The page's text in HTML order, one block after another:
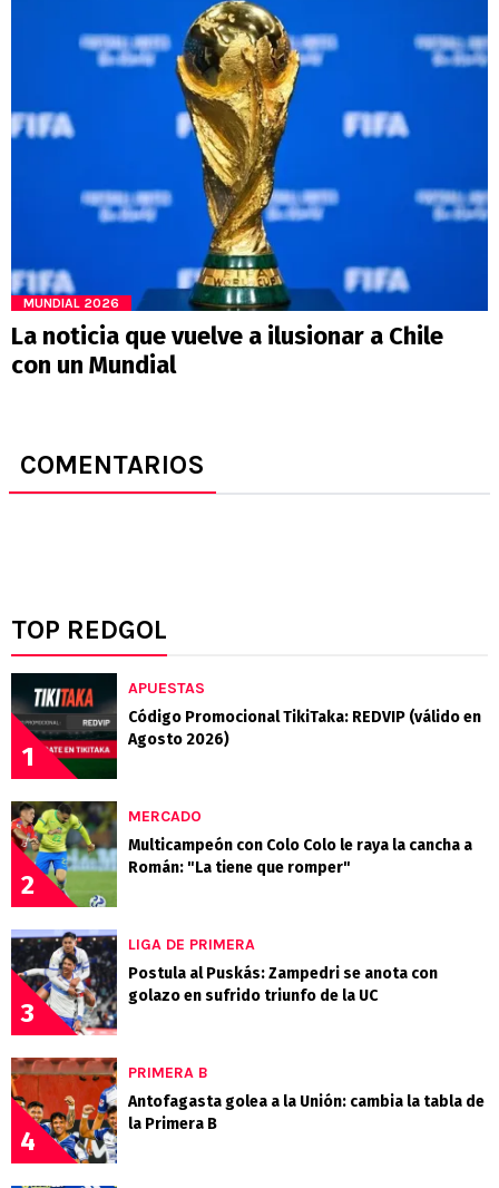
MUNDIAL 2026
La noticia que vuelve a ilusionar a Chile
con un Mundial
COMENTARIOS
TOP REDGOL
1
APUESTAS
Código Promocional TikiTaka: REDVIP (válido en
Agosto 2026)
2
MERCADO
Multicampeón con Colo Colo le raya la cancha a
Román: "La tiene que romper"
3
LIGA DE PRIMERA
Postula al Puskás: Zampedri se anota con
golazo en sufrido triunfo de la UC
4
PRIMERA B
Antofagasta golea a la Unión: cambia la tabla de
la Primera B